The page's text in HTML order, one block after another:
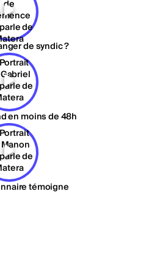
de syndic ?
en moins de 48h
témoigne